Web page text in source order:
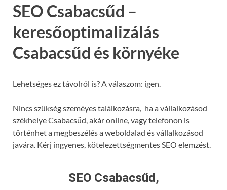
SEO Csabacsűd –
keresőoptimalizálás
Csabacsűd és környéke
Lehetséges ez távolról is? A válaszom: igen.
Nincs szükség szeméyes találkozásra, ha a vállalkozásod
székhelye Csabacsűd, akár online, vagy telefonon is
történhet a megbeszélés a weboldalad és vállalkozásod
javára. Kérj ingyenes, kötelezettségmentes SEO elemzést.
SEO Csabacsűd,